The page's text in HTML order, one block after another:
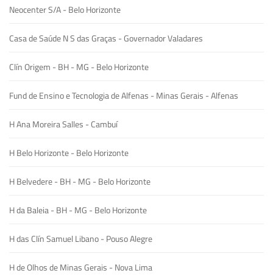
Neocenter S/A - Belo Horizonte
Casa de Saúde N S das Graças - Governador Valadares
Clín Origem - BH - MG - Belo Horizonte
Fund de Ensino e Tecnologia de Alfenas - Minas Gerais - Alfenas
H Ana Moreira Salles - Cambuí
H Belo Horizonte - Belo Horizonte
H Belvedere - BH - MG - Belo Horizonte
H da Baleia - BH - MG - Belo Horizonte
H das Clín Samuel Libano - Pouso Alegre
H de Olhos de Minas Gerais - Nova Lima